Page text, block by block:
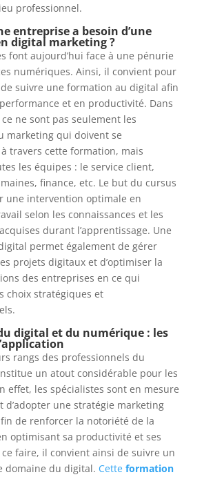
professionnel.
entreprise a besoin d’une
digital marketing ?
font aujourd’hui face à une pénurie
numériques. Ainsi, il convient pour
suivre une formation au digital afin
et en productivité. Dans
ne sont pas seulement les
marketing qui doivent se
travers cette formation, mais
les équipes : le service client,
finance, etc. Le but du cursus
une intervention optimale en
selon les connaissances et les
durant l’apprentissage. Une
permet également de gérer
projets digitaux et d’optimiser la
des entreprises en ce qui
choix stratégiques et
digital et du numérique : les
rangs des professionnels du
un atout considérable pour les
effet, les spécialistes sont en mesure
d’adopter une stratégie marketing
de renforcer la notoriété de la
optimisant sa productivité et ses
ce faire, il convient ainsi de suivre un
domaine du digital. Cette formation